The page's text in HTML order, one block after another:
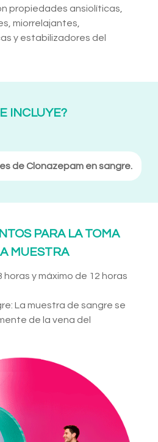
propiedades ansiolíticas,
miorrelajantes,
y estabilizadores del
INCLUYE?
de Clonazepam en sangre.
PARA LA TOMA
MUESTRA
horas y máximo de 12 horas
La muestra de sangre se
de la vena del